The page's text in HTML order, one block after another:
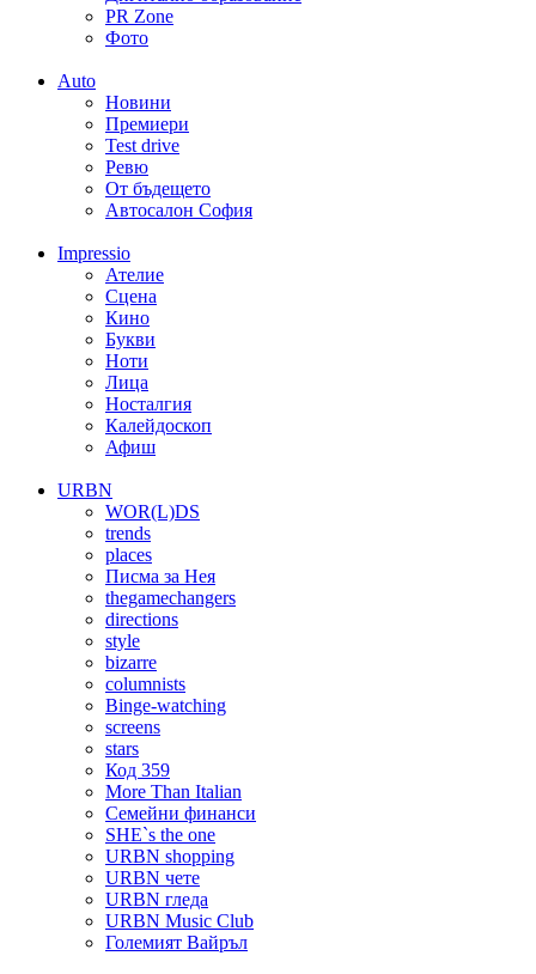
PR Zone
Фото
Auto
Новини
Премиери
Test drive
Ревю
От бъдещето
Автосалон София
Impressio
Ателие
Сцена
Кино
Букви
Ноти
Лица
Носталгия
Калейдоскоп
Афиш
URBN
WOR(L)DS
trends
places
Писма за Нея
thegamechangers
directions
style
bizarre
columnists
Binge-watching
screens
stars
Код 359
More Than Italian
Семейни финанси
SHE`s the one
URBN shopping
URBN чете
URBN гледа
URBN Music Club
Големият Вайръл